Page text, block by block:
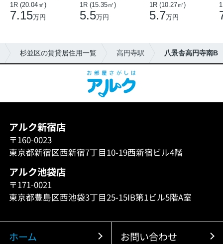
1R (20.04㎡)
7.15万円
1R (15.35㎡)
5.5万円
1R (10.27㎡)
5.7万円
杉並区の賃貸居住用一覧 高円寺駅 八景舎高円寺南B
アルク新宿店
〒160-0023
東京都新宿区西新宿7丁目10-19西新宿ビル4階
アルク池袋店
〒171-0021
東京都豊島区西池袋3丁目25-15IB第1ビル5階A室
ホーム お問い合わせ